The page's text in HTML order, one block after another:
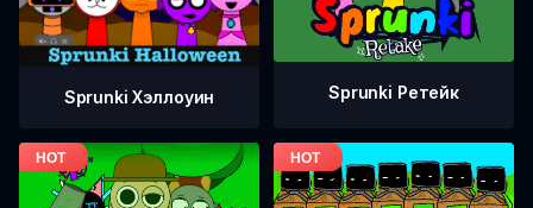
Sprunki Хэллоуин Sprunki Ретейк